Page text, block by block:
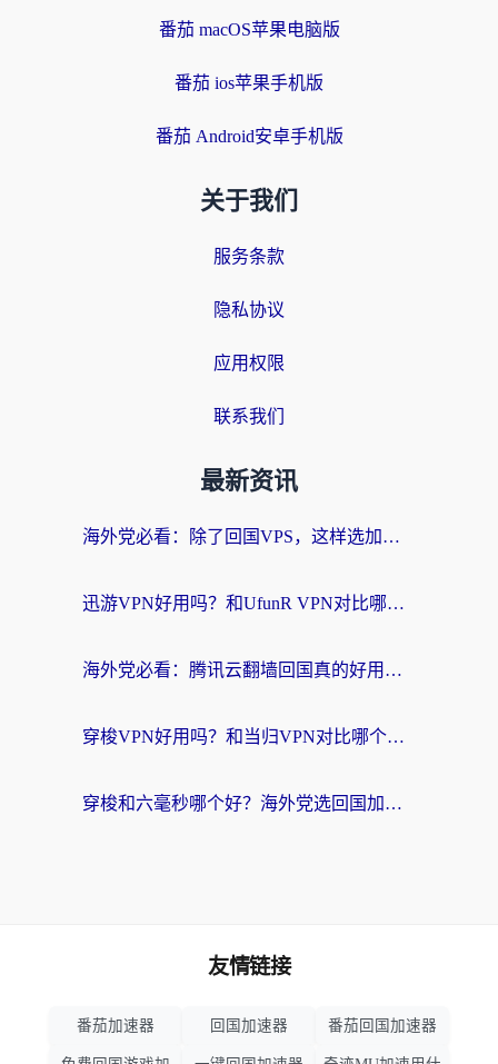
番茄 macOS苹果电脑版
番茄 ios苹果手机版
番茄 Android安卓手机版
关于我们
服务条款
隐私协议
应用权限
联系我们
最新资讯
海外党必看：除了回国VPS，这样选加速器也能无缝刷国内资源？
迅游VPN好用吗？和UfunR VPN对比哪个回国效果更好？海外党亲测避坑指南
海外党必看：腾讯云翻墙回国真的好用吗？+ 3步选对回国加速器指南
穿梭VPN好用吗？和当归VPN对比哪个回国效果更好？海外党亲测实用指南
穿梭和六毫秒哪个好？海外党选回国加速器的避坑指南，附番茄加速器实测
友情链接
番茄加速器 回国加速器 番茄回国加速器